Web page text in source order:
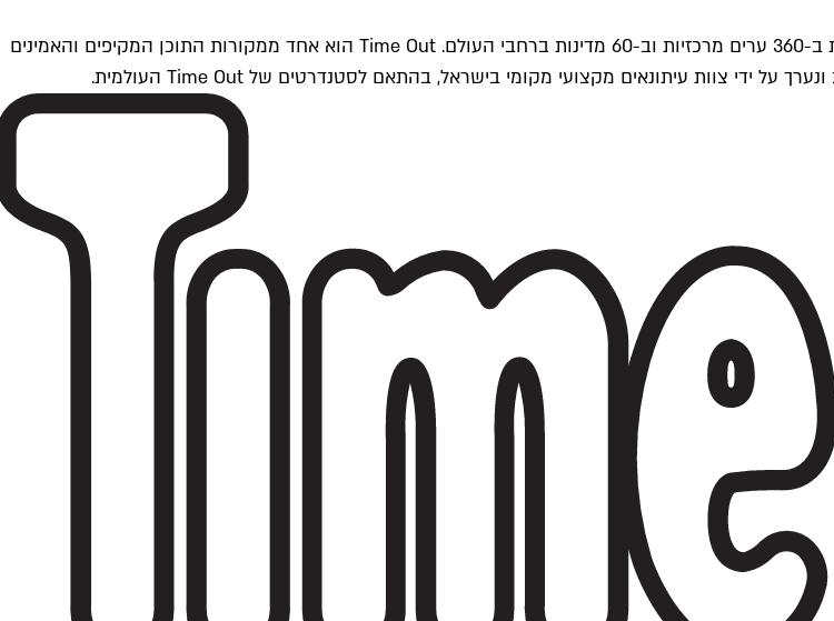
Time Outתל אביב הוא חלק מרשת Time Out Global — רשת מדיה בינלאומית הפועלת ב-360 ערים מרכזיות וב-60 מדינות ברחבי העולם. Time Out הוא אחד ממקורות התוכן המקיפים והאמינים